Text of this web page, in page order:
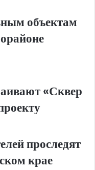
объектам
«Сквер
проследят
крае